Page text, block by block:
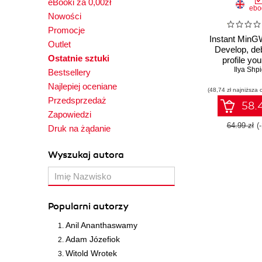
eBooki za 0,00zł
Nowości
Promocje
Outlet
Ostatnie sztuki
Bestsellery
Najlepiej oceniane
Przedsprzedaż
Zapowiedzi
Druk na żądanie
Wyszukaj autora
Popularni autorzy
Anil Ananthaswamy
Adam Józefiok
Witold Wrotek
Instant
Develop,
profile
applications
Ilya
(48,74 zł najniższa
64.99 zł